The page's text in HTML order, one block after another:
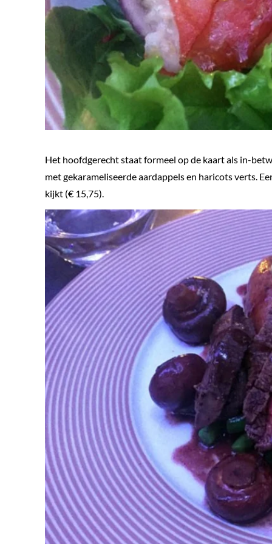
Het hoofdgerecht staat formeel op de kaart als in-
met gekarameliseerde aardappels en haricots verts.
kijkt (€ 15,75).